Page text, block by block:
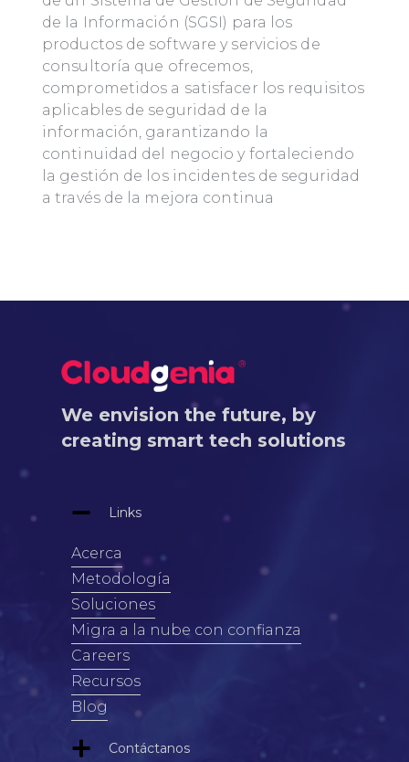
de la Información (SGSI) para los
productos de software y servicios de
consultoría que ofrecemos,
comprometidos a satisfacer los requisitos
aplicables de seguridad de la
información, garantizando la
continuidad del negocio y fortaleciendo
la gestión de los incidentes de seguridad
a través de la mejora continua
We envision the future, by
creating smart tech solutions
Links
Acerca
Metodología
Soluciones
Migra a la nube con confianza
Careers
Recursos
Blog
Contáctanos